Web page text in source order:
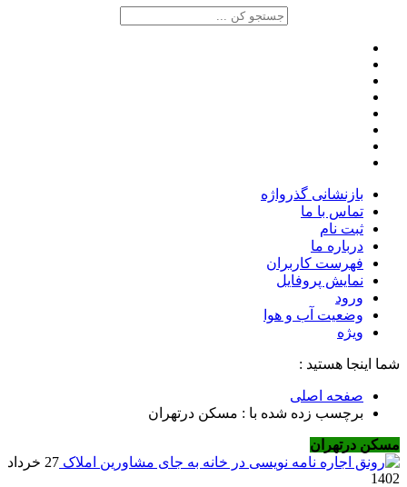
بازنشانی گذرواژه
تماس با ما
ثبت نام
درباره ما
فهرست کاربران
نمایش پروفایل
ورود
وضعیت آب و هوا
ویژه
شما اینجا هستید :
صفحه اصلی
برچسب زده شده با : مسکن درتهران
مسکن درتهران
27 خرداد
1402